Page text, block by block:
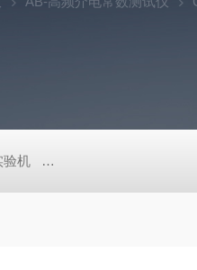
验机 GCDDJ-50Kv电压击穿